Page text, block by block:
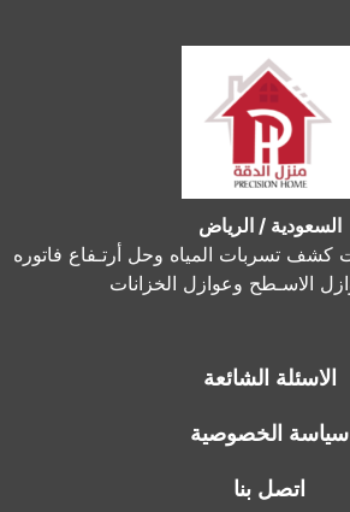
السعودية / الرياض
تسربات المياه وحل أرتـفاع فاتوره
الاسـطح وعوازل الخزانات
الاسئلة الشائعة
سياسة الخصوصية
اتصل بنا